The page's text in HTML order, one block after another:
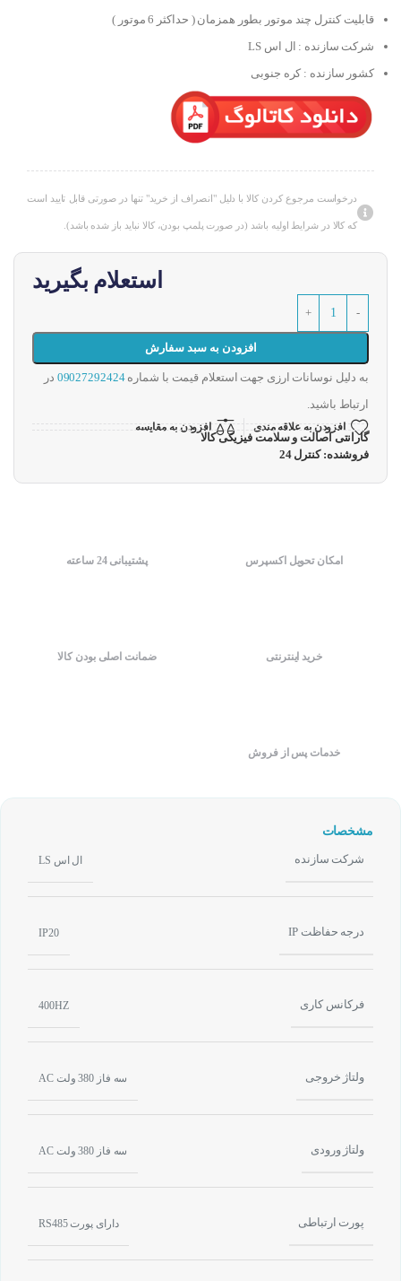
قابلیت کنترل چند موتور بطور همزمان ( حداکثر 6 موتور )
شرکت سازنده : ال اس LS
کشور سازنده : کره جنوبی
درخواست مرجوع کردن کالا با دلیل "انصراف از خرید" تنها در صورتی قابل تایید است
که کالا در شرایط اولیه باشد (در صورت پلمپ بودن، کالا نباید باز شده باشد).
استعلام بگیرید
افزودن به سبد سفارش
به دلیل نوسانات ارزی جهت استعلام قیمت با شماره09027292424 در
ارتباط باشید.
افزودن به علاقه مندی افزودن به مقایسه
گارانتی اصالت و سلامت فیزیکی کالا
فروشنده: کنترل 24
امکان تحویل اکسپرس پشتیبانی 24 ساعته
خرید اینترنتی ضمانت اصلی بودن کالا
خدمات پس از فروش
مشخصات
شرکت سازنده ال اس LS
درجه حفاظت IP IP20
فرکانس کاری 400HZ
ولتاژ خروجی سه فاز 380 ولت AC
ولتاژ ورودی سه فاز 380 ولت AC
پورت ارتباطی دارای پورت RS485